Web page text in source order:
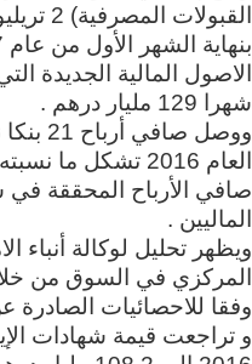
شهرا 129 مليار درهم .
صافي الأرباح المحققة
الماليين .
ويظهر تحليل لوكالة
وفقا للاحصائيات
و تراجعت قيمة شهادات